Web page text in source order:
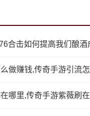
合击如何提高我们酿酒
做赚钱,传奇手游引流怎
哪里,传奇手游紫薇刷在